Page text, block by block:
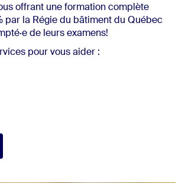
offrant une formation complète
par la Régie du bâtiment du Québec
de leurs examens!
pour vous aider :